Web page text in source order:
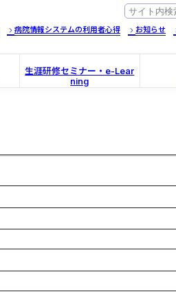
病院情報システムの利用者心得 お知らせ
生涯研修セミナー・e-Lear
ning